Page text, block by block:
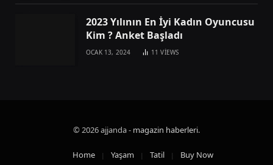
2023 Yılının En İyi Kadın Oyuncusu
Kim ? Anket Başladı
OCAK 13, 2024 11VIEWS
© 2026 ajjanda - magazin haberleri.
Home Yaşam Tatil Buy Now